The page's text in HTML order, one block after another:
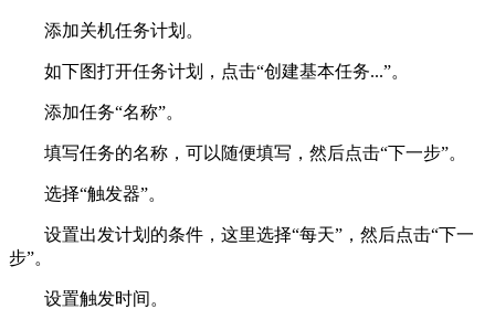
添加关机任务计划。
如下图打开任务计划，点击“创建基本任务...”。
添加任务“名称”。
填写任务的名称，可以随便填写，然后点击“下一步”。
选择“触发器”。
设置出发计划的条件，这里选择“每天”，然后点击“下一
步”。
设置触发时间。